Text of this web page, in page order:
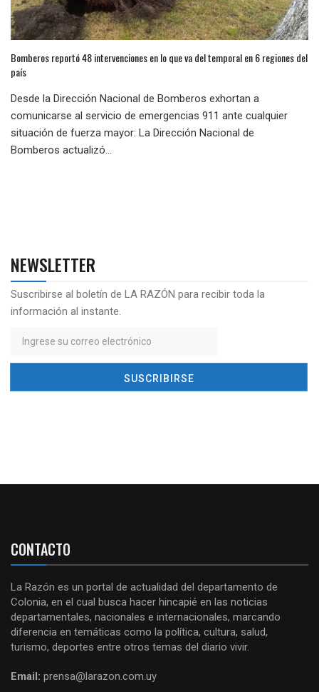
Bomberos reportó 48 intervenciones en lo que va del temporal en 6 regiones del
país
Desde la Dirección Nacional de Bomberos exhortan a
comunicarse al servicio de emergencias 911 ante cualquier
situación de fuerza mayor: La Dirección Nacional de
Bomberos actualizó...
NEWSLETTER
Suscribirse al boletín de LA RAZÓN para recibir toda la
información al instante.
CONTACTO
La Razón es un portal de actualidad del departamento de
Colonia, en el cual busca hacer hincapié en las noticias
departamentales, nacionales e internacionales, marcando
diferencia en temáticas como la política, cultura, salud,
turismo, deportes entre otros temas del diario vivir.
Email: prensa@larazon.com.uy